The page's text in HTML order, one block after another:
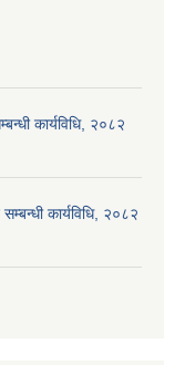
कार्यविधि, २०८२
कार्यविधि, २०८२